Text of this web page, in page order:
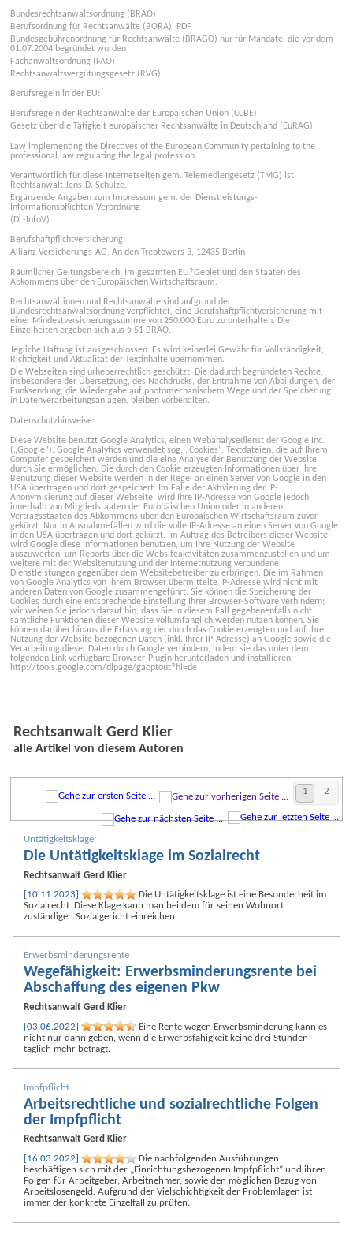
Bundesrechtsanwaltsordnung (BRAO)
Berufsordnung für Rechtsanwälte (BORA), PDF
Bundesgebührenordnung für Rechtsanwälte (BRAGO) nur für Mandate, die vor dem
01.07.2004 begründet wurden
Fachanwaltsordnung (FAO)
Rechtsanwaltsvergütungsgesetz (RVG)
Berufsregeln in der EU:
Berufsregeln der Rechtsanwälte der Europäischen Union (CCBE)
Gesetz über die Tätigkeit europäischer Rechtsanwälte in Deutschland (EuRAG)
Law implementing the Directives of the European Community pertaining to the
professional law regulating the legal profession
Verantwortlich für diese Internetseiten gem. Telemediengesetz (TMG) ist
Rechtsanwalt Jens-D. Schulze.
Ergänzende Angaben zum Impressum gem. der Dienstleistungs-
Informationspflichten-Verordnung
(DL-InfoV)
Berufshaftpflichtversicherung:
Allianz Versicherungs-AG, An den Treptowers 3, 12435 Berlin
Räumlicher Geltungsbereich: Im gesamten EU?Gebiet und den Staaten des
Abkommens über den Europäischen Wirtschaftsraum.
Rechtsanwältinnen und Rechtsanwälte sind aufgrund der
Bundesrechtsanwaltsordnung verpflichtet, eine Berufshaftpflichtversicherung mit
einer Mindestversicherungssumme von 250.000 Euro zu unterhalten. Die
Einzelheiten ergeben sich aus § 51 BRAO.
Jegliche Haftung ist ausgeschlossen. Es wird keinerlei Gewähr für Vollständigkeit,
Richtigkeit und Aktualität der Textinhalte übernommen.
Die Webseiten sind urheberrechtlich geschützt. Die dadurch begründeten Rechte,
insbesondere der Übersetzung, des Nachdrucks, der Entnahme von Abbildungen, der
Funksendung, die Wiedergabe auf photomechanischem Wege und der Speicherung
in Datenverarbeitungsanlagen, bleiben vorbehalten.
Datenschutzhinweise:
Diese Website benutzt Google Analytics, einen Webanalysedienst der Google Inc.
(„Google“). Google Analytics verwendet sog. „Cookies“, Textdateien, die auf Ihrem
Computer gespeichert werden und die eine Analyse der Benutzung der Website
durch Sie ermöglichen. Die durch den Cookie erzeugten Informationen über Ihre
Benutzung dieser Website werden in der Regel an einen Server von Google in den
USA übertragen und dort gespeichert. Im Falle der Aktivierung der IP-
Anonymisierung auf dieser Webseite, wird Ihre IP-Adresse von Google jedoch
innerhalb von Mitgliedstaaten der Europäischen Union oder in anderen
Vertragsstaaten des Abkommens über den Europäischen Wirtschaftsraum zuvor
gekürzt. Nur in Ausnahmefällen wird die volle IP-Adresse an einen Server von Google
in den USA übertragen und dort gekürzt. Im Auftrag des Betreibers dieser Website
wird Google diese Informationen benutzen, um Ihre Nutzung der Website
auszuwerten, um Reports über die Websiteaktivitäten zusammenzustellen und um
weitere mit der Websitenutzung und der Internetnutzung verbundene
Dienstleistungen gegenüber dem Websitebetreiber zu erbringen. Die im Rahmen
von Google Analytics von Ihrem Browser übermittelte IP-Adresse wird nicht mit
anderen Daten von Google zusammengeführt. Sie können die Speicherung der
Cookies durch eine entsprechende Einstellung Ihrer Browser-Software verhindern;
wir weisen Sie jedoch darauf hin, dass Sie in diesem Fall gegebenenfalls nicht
sämtliche Funktionen dieser Website vollumfänglich werden nutzen können. Sie
können darüber hinaus die Erfassung der durch das Cookie erzeugten und auf Ihre
Nutzung der Website bezogenen Daten (inkl. Ihrer IP-Adresse) an Google sowie die
Verarbeitung dieser Daten durch Google verhindern, indem sie das unter dem
folgenden Link verfügbare Browser-Plugin herunterladen und installieren:
http://tools.google.com/dlpage/gaoptout?hl=de
Rechtsanwalt Gerd Klier
alle Artikel von diesem Autoren
1 2
Untätigkeits­klage
Die Untätigkeits­klage im Sozialrecht
Rechtsanwalt Gerd Klier
[10.11.2023]
Die Untätigkeits­klage ist eine Besonderheit im
Sozialrecht. Diese Klage kann man bei dem für seinen Wohnort
zuständigen Sozial­gericht einreichen.
Erwerbs­minderungs­rente
Wege­fähigkeit: Erwerbs­minderungs­rente bei
Abschaffung des eigenen Pkw
Rechtsanwalt Gerd Klier
[03.06.2022]
Eine Rente wegen Erwerbs­minderung kann es
nicht nur dann geben, wenn die Erwerbs­fähigkeit keine drei Stunden
täglich mehr beträgt.
Impfpflicht
Arbeits­rechtliche und sozial­rechtliche Folgen
der Impfpflicht
Rechtsanwalt Gerd Klier
[16.03.2022]
Die nachfolgenden Ausführungen
beschäftigen sich mit der „Einrichtungs­bezogenen Impfpflicht“ und ihren
Folgen für Arbeitgeber, Arbeit­nehmer, sowie den möglichen Bezug von
Arbeitslosengeld. Aufgrund der Viel­schichtigkeit der Problem­lagen ist
immer der konkrete Einzelfall zu prüfen.